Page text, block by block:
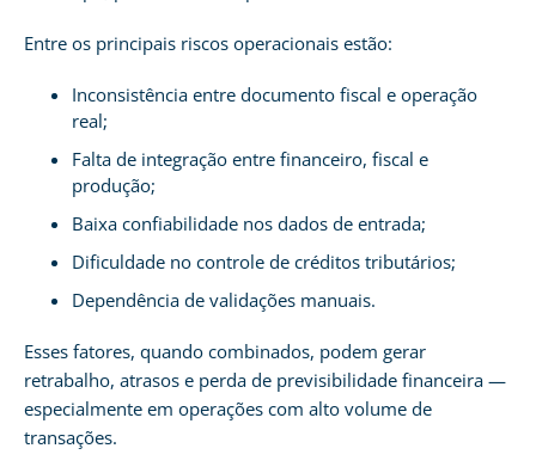
Entre os principais riscos operacionais estão:
Inconsistência entre documento fiscal e operação
real;
Falta de integração entre financeiro, fiscal e
produção;
Baixa confiabilidade nos dados de entrada;
Dificuldade no controle de créditos tributários;
Dependência de validações manuais.
Esses fatores, quando combinados, podem gerar
retrabalho, atrasos e perda de previsibilidade financeira —
especialmente em operações com alto volume de
transações.